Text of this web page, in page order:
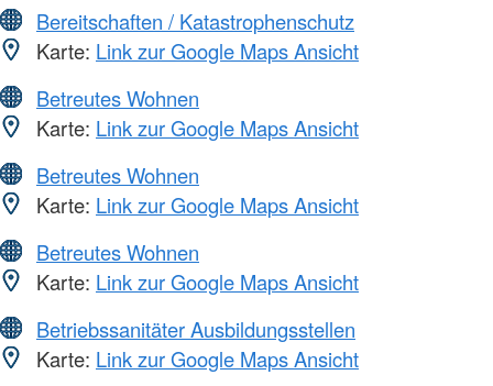
Bereitschaften / Katastrophenschutz
Karte: Link zur Google Maps Ansicht
Betreutes Wohnen
Karte: Link zur Google Maps Ansicht
Betreutes Wohnen
Karte: Link zur Google Maps Ansicht
Betreutes Wohnen
Karte: Link zur Google Maps Ansicht
Betriebssanitäter Ausbildungsstellen
Karte: Link zur Google Maps Ansicht